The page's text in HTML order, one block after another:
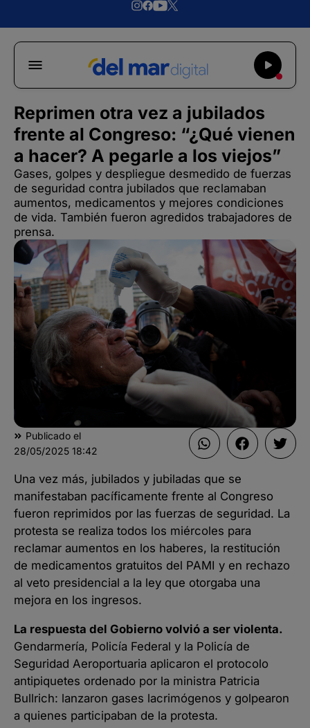
Reprimen otra vez a jubilados
frente al Congreso: “¿Qué vienen
a hacer? A pegarle a los viejos”
Gases, golpes y despliegue desmedido de fuerzas
de seguridad contra jubilados que reclamaban
aumentos, medicamentos y mejores condiciones
de vida. También fueron agredidos trabajadores de
prensa.
Publicado el
28/05/2025 18:42
Una vez más, jubilados y jubiladas que se
manifestaban pacíficamente frente al Congreso
fueron reprimidos por las fuerzas de seguridad. La
protesta se realiza todos los miércoles para
reclamar aumentos en los haberes, la restitución
de medicamentos gratuitos del PAMI y en rechazo
al veto presidencial a la ley que otorgaba una
mejora en los ingresos.
La respuesta del Gobierno volvió a ser violenta.
Gendarmería, Policía Federal y la Policía de
Seguridad Aeroportuaria aplicaron el protocolo
antipiquetes ordenado por la ministra Patricia
Bullrich: lanzaron gases lacrimógenos y golpearon
a quienes participaban de la protesta.